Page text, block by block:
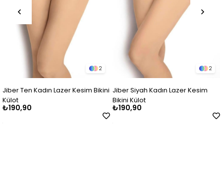
2
Ten Kadın Lazer Kesim Bikini
2
Jiber Siyah Kadın Lazer Kesim
Bikini Külot
₺190,90